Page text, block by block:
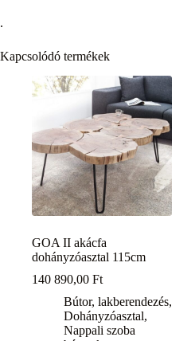
.
Kapcsolódó termékek
GOA II akácfa
dohányzóasztal 115cm
140 890,00 Ft
Bútor, lakberendezés,
Dohányzóasztal,
Nappali szoba